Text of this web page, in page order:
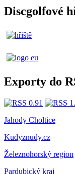
Discgolfové
Exporty do
Jahody Choltice
Kudyznudy.cz
Železnohorský region
Pardubický kraj